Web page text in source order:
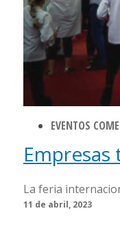
EVENTOS
La feria
11 de abril, 2023